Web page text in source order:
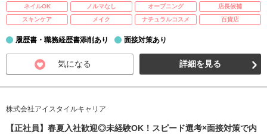
ネイルOK
ノルマなし オープニング
店長候補
スキンケア
メイク ナチュラルコスメ 百貨店
履歴書・職務経歴書添削あり 面接対策あり
気になる 詳細を見る
株式会社アイスタイルキャリア
【正社員】春夏入社歓迎◎未経験OK！スピード選考×面接対策で内